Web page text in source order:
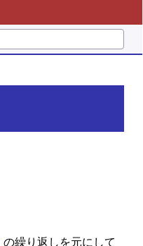
の繰り返しを元にして